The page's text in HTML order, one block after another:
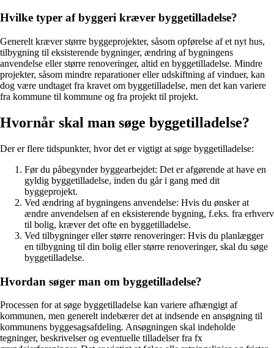
Hvilke typer af byggeri kræver byggetilladelse?
Generelt kræver større byggeprojekter, såsom opførelse af et nyt hus,
tilbygning til eksisterende bygninger, ændring af bygningens
anvendelse eller større renoveringer, altid en byggetilladelse. Mindre
projekter, såsom mindre reparationer eller udskiftning af vinduer, kan
dog være undtaget fra kravet om byggetilladelse, men det kan variere
fra kommune til kommune og fra projekt til projekt.
Hvornår skal man søge byggetilladelse?
Der er flere tidspunkter, hvor det er vigtigt at søge byggetilladelse:
Før du påbegynder byggearbejdet: Det er afgørende at have en
gyldig byggetilladelse, inden du går i gang med dit
byggeprojekt.
Ved ændring af bygningens anvendelse: Hvis du ønsker at
ændre anvendelsen af en eksisterende bygning, f.eks. fra erhverv
til bolig, kræver det ofte en byggetilladelse.
Ved tilbygninger eller større renoveringer: Hvis du planlægger
en tilbygning til din bolig eller større renoveringer, skal du søge
byggetilladelse.
Hvordan søger man om byggetilladelse?
Processen for at søge byggetilladelse kan variere afhængigt af
kommunen, men generelt indebærer det at indsende en ansøgning til
kommunens byggesagsafdeling. Ansøgningen skal indeholde
tegninger, beskrivelser og eventuelle tilladelser fra fx